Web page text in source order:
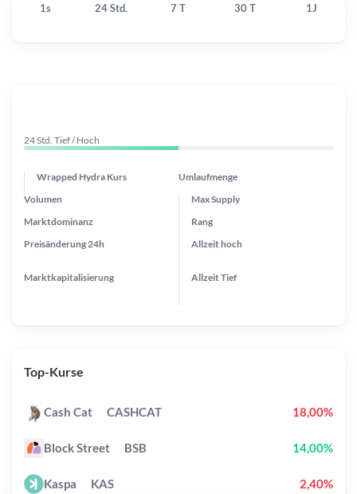
1s 24 Std. 7 T 30 T 1J
24 Std. Tief / Hoch
Wrapped Hydra Kurs Umlaufmenge
Preisänderung 24h
Max Supply
Marktdominanz
Marktkapitalisierung
Volumen
Rang
Allzeithoch
AllzeitTief
Top-Kurse
Cash Cat CASHCAT 18,00%
Block Street BSB 14,00%
Kaspa KAS 2,40%